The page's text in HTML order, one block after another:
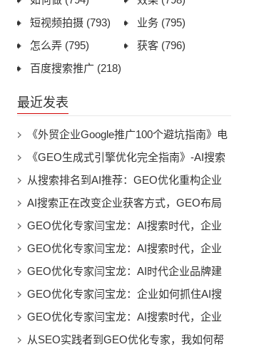
短视频拍摄 (793) 业务 (795)
怎么弄 (795) 获客 (796)
百度搜索推广 (218)
最近发表
《外贸企业Google推广100个避坑指南》电
子书下载
《GEO生成式引擎优化完全指南》-AI搜索
时代的品牌曝光与流量增长实战电子书下载
从搜索排名到AI推荐：GEO优化重构企业
数字营销新未来
AI搜索正在改变企业获客方式，GEO布局
已经成为未来趋势
GEO优化专家闫宝龙：AI搜索时代，企业
为什么必须建立自己的“AI可见性”
GEO优化专家闫宝龙：AI搜索时代，企业
如何打造属于自己的智能推荐入口
GEO优化专家闫宝龙：AI时代企业品牌建
设的新方向，让AI成为企业增长新入口
GEO优化专家闫宝龙：企业如何抓住AI搜
索时代第一波增长机会
GEO优化专家闫宝龙：AI搜索时代，企业
为什么需要重新打造自己的数字影响力
从SEO实践者到GEO优化专家，我如何帮